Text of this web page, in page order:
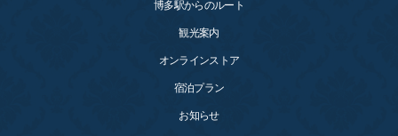
博多駅からのルート
観光案内
オンラインストア
宿泊プラン
お知らせ